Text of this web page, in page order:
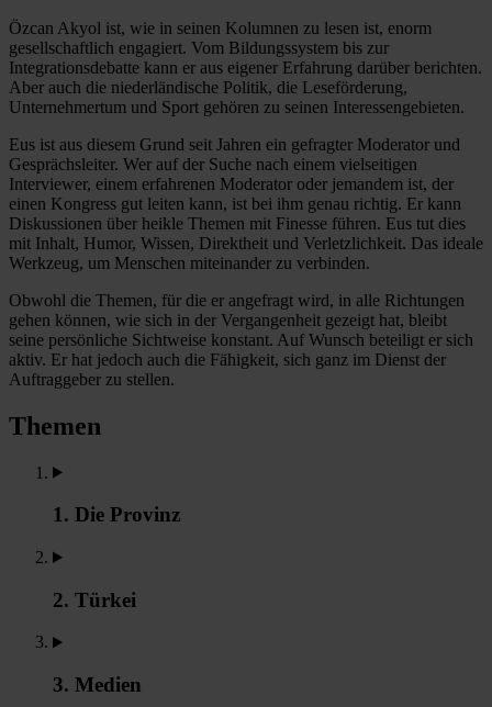
Özcan Akyol ist, wie in seinen Kolumnen zu lesen ist, enorm
gesellschaftlich engagiert. Vom Bildungssystem bis zur
Integrationsdebatte kann er aus eigener Erfahrung darüber berichten.
Aber auch die niederländische Politik, die Leseförderung,
Unternehmertum und Sport gehören zu seinen Interessengebieten.
Eus ist aus diesem Grund seit Jahren ein gefragter Moderator und
Gesprächsleiter. Wer auf der Suche nach einem vielseitigen
Interviewer, einem erfahrenen Moderator oder jemandem ist, der
einen Kongress gut leiten kann, ist bei ihm genau richtig. Er kann
Diskussionen über heikle Themen mit Finesse führen. Eus tut dies
mit Inhalt, Humor, Wissen, Direktheit und Verletzlichkeit. Das ideale
Werkzeug, um Menschen miteinander zu verbinden.
Obwohl die Themen, für die er angefragt wird, in alle Richtungen
gehen können, wie sich in der Vergangenheit gezeigt hat, bleibt
seine persönliche Sichtweise konstant. Auf Wunsch beteiligt er sich
aktiv. Er hat jedoch auch die Fähigkeit, sich ganz im Dienst der
Auftraggeber zu stellen.
Themen
1. Die Provinz
2. Türkei
3. Medien